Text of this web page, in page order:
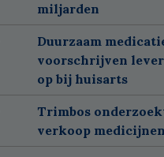
miljarden
Duurzaam
voorschrijven
op bij huisarts
Trimbos
verkoop medicijnen